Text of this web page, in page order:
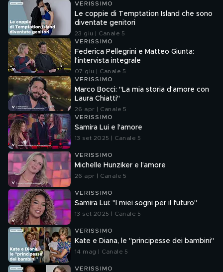
VERISSIMO
Le coppie di Temptation Island che sono
diventate genitori
23 giu | Canale 5
VERISSIMO
Federica Pellegrini e Matteo Giunta:
l'intervista integrale
07 giu | Canale 5
VERISSIMO
Marco Bocci: "La mia storia d'amore con
Laura Chiatti"
26 apr | Canale 5
VERISSIMO
Samira Lui e l'amore
13 set 2025 | Canale 5
VERISSIMO
Michelle Hunziker e l'amore
26 apr | Canale 5
VERISSIMO
Samira Lui: "I miei sogni per il futuro"
13 set 2025 | Canale 5
VERISSIMO
Kate e Diana, le "principesse dei bambini"
14 mag | Canale 5
VERISSIMO